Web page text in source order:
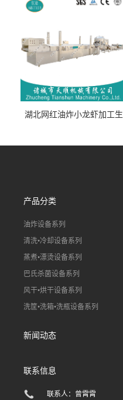
湖北网红油炸小龙虾加工生
线）
产品分类
油炸设备系列
清洗•冷却设备系列
蒸煮•漂烫设备系列
巴氏杀菌设备系列
风干•烘干设备系列
洗筐•洗箱•洗瓶设备系列
新闻动态
联系信息
联系人：曾霄霄